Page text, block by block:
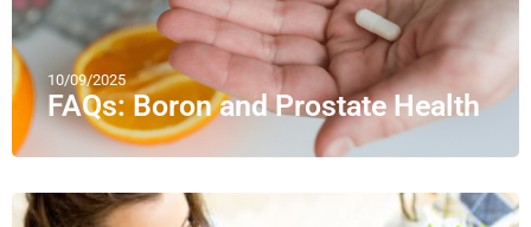
10/09/2025
FAQs: Boron and Prostate Health